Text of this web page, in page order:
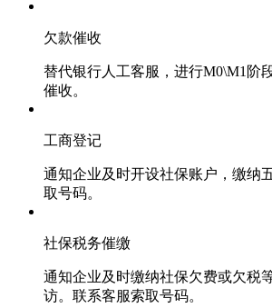
欠款催收
替代银行人工客服，进行M0\M1阶
催收。
工商登记
通知企业及时开设社保账户，缴纳
取号码。
社保税务催缴
通知企业及时缴纳社保欠费或欠税
访。联系客服索取号码。